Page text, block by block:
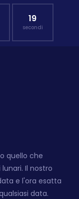
18
secondi
quello che
Il nostro
e l'ora esatta
data.